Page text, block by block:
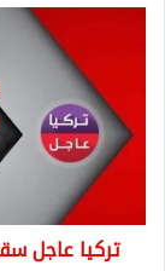
1/6/2019م
من
قوات
حرس
التركي
تركيا عاجل